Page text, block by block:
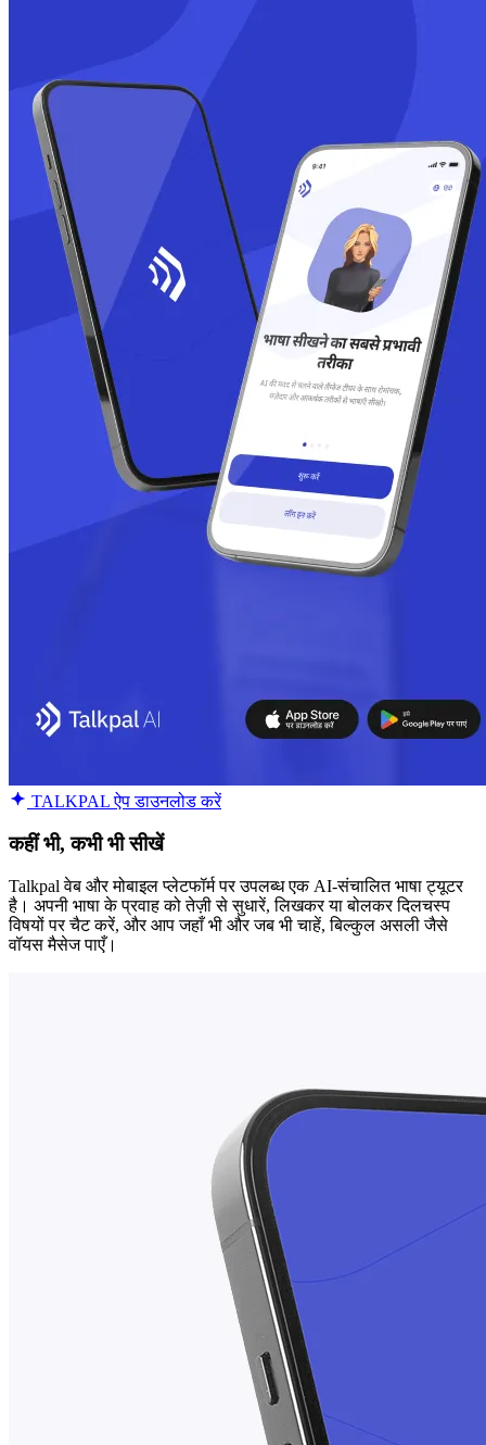
TALKPAL ऐप डाउनलोड करें
कहीं भी, कभी भी सीखें
Talkpal वेब और मोबाइल प्लेटफॉर्म पर उपलब्ध एक AI-संचालित भाषा ट्यूटर
है। अपनी भाषा के प्रवाह को तेज़ी से सुधारें, लिखकर या बोलकर दिलचस्प
विषयों पर चैट करें, और आप जहाँ भी और जब भी चाहें, बिल्कुल असली जैसे
वॉयस मैसेज पाएँ।